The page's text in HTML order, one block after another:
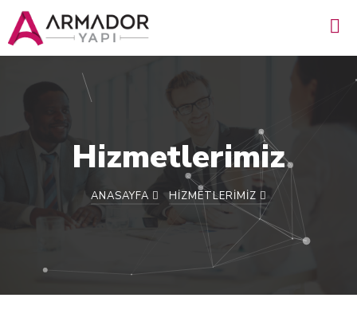
Hizmetlerimiz
ANASAYFA HIZMETLERIMIZ